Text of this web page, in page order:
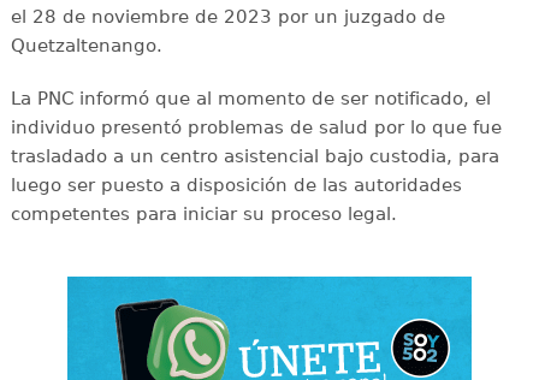
el 28 de noviembre de 2023 por un juzgado de
Quetzaltenango.
La PNC informó que al momento de ser notificado, el
individuo presentó problemas de salud por lo que fue
trasladado a un centro asistencial bajo custodia, para
luego ser puesto a disposición de las autoridades
competentes para iniciar su proceso legal.